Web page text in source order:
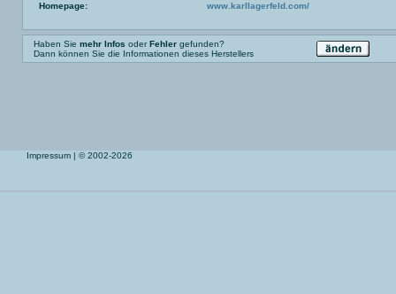
Homepage: www.karllagerfeld.com/
Haben Sie mehr Infos oderFehler gefunden?
Dann können Sie die Informationen dieses Herstellers
Impressum | © 2002-2026